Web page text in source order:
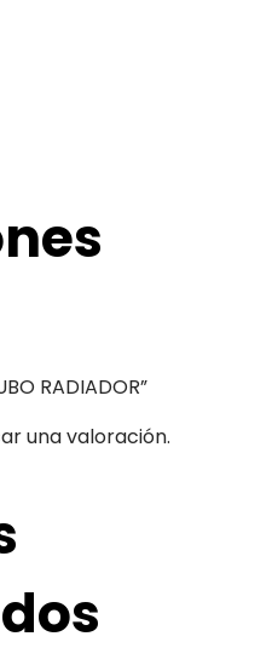
RADIADOR”
una valoración.